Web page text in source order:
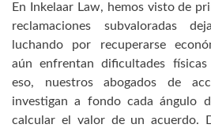
En Inkelaar Law, hemos visto de
reclamaciones subvaloradas
luchando por recuperarse
aún enfrentan dificultades
eso, nuestros abogados de
investigan a fondo cada ángulo
calcular el valor de un acuerdo.